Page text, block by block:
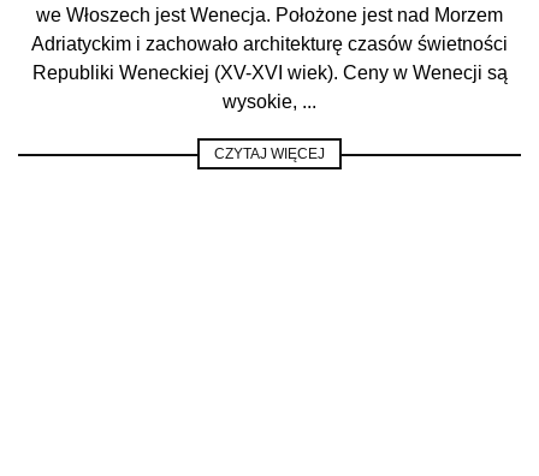
we Włoszech jest Wenecja. Położone jest nad Morzem
Adriatyckim i zachowało architekturę czasów świetności
Republiki Weneckiej (XV-XVI wiek). Ceny w Wenecji są
wysokie, ...
CZYTAJ WIĘCEJ